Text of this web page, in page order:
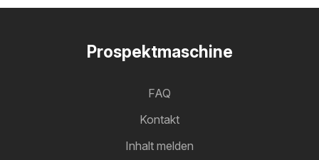
Prospektmaschine
FAQ
Kontakt
Inhalt melden